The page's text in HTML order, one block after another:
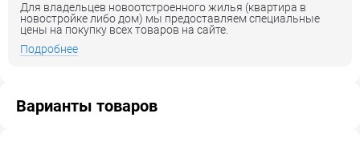
Для владельцев новоотстроенного жилья (квартира в
новостройке либо дом) мы предоставляем специальные
цены на покупку всех товаров на сайте.
Подробнее
Варианты товаров